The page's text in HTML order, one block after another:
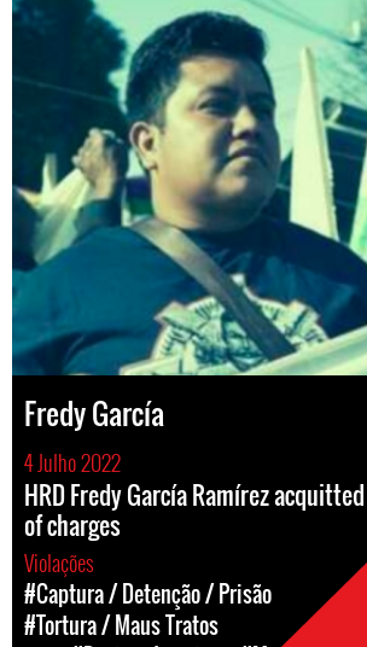
Fredy García
4 Julho 2022
HRD Fredy García Ramírez acquitted
of charges
Violações
#Captura / Detenção / Prisão
#Tortura / Maus Tratos